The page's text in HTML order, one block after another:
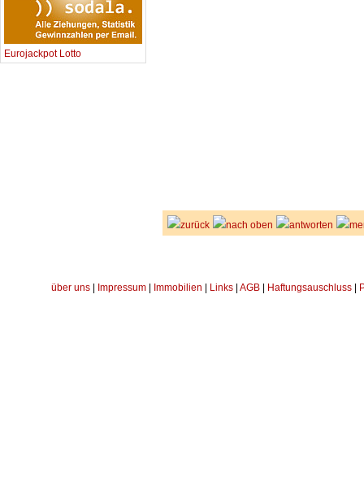
Eurojackpot Lotto
zurück nach oben antworten
über uns Impressum Immobilien Links AGB Haftungsauschluss